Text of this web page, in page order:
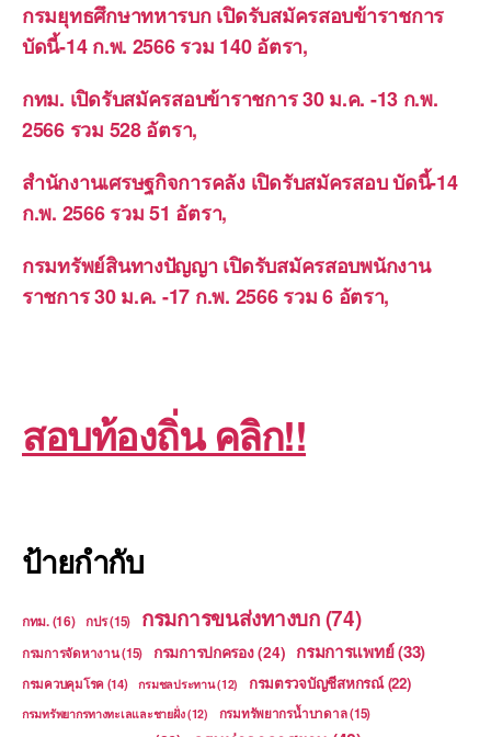
กรมยุทธศึกษาทหารบก เปิดรับสมัครสอบข้าราชการ
บัดนี้-14 ก.พ. 2566 รวม 140 อัตรา,
กทม. เปิดรับสมัครสอบข้าราชการ 30 ม.ค. -13 ก.พ.
2566 รวม 528 อัตรา,
สำนักงานเศรษฐกิจการคลัง เปิดรับสมัครสอบ บัดนี้-14
ก.พ. 2566 รวม 51 อัตรา,
กรมทรัพย์สินทางปัญญา เปิดรับสมัครสอบพนักงาน
ราชการ 30 ม.ค. -17 ก.พ. 2566 รวม 6 อัตรา,
สอบท้องถิ่น คลิก!!
ป้ายกำกับ
กทม.(16) กปร(15) กรมการขนส่งทางบก(74)
กรมการจัดหางาน(15) กรมการปกครอง(24) กรมการแพทย์(33)
กรมควบคุมโรค (14) กรมชลประทาน(12) กรมตรวจบัญชีสหกรณ์(22)
กรมทรัพยากรทางทะเลและชายฝั่ง(12) กรมทรัพยากรน้ำบาดาล(15)